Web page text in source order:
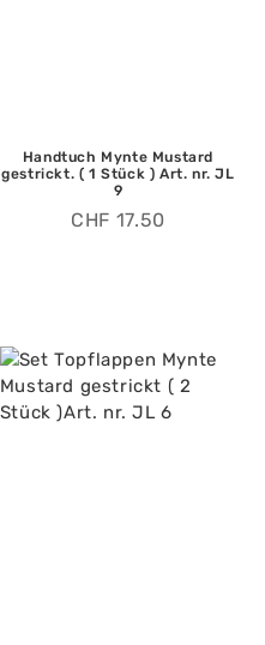
Handtuch Mynte Mustard
gestrickt. ( 1 Stück ) Art. nr. JL
9
CHF 17.50